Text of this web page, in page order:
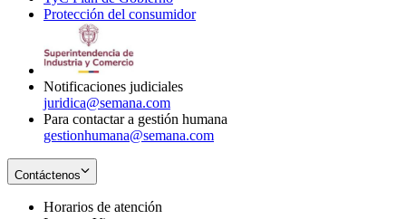
window
newin
Protección del consumidorOpens
Notificaciones judiciales
juridica@semana.com
Para contactar a gestión humana
gestionhumana@semana.com
Contáctenos
Horarios de atención